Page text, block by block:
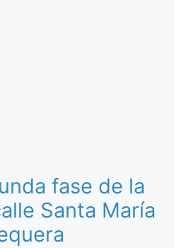
fase de la
Santa María